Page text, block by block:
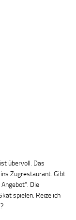
übervoll. Das
Zugrestaurant. Gibt
Die
spielen. Reize ich